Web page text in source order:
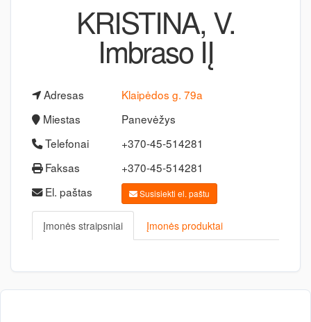
KRISTINA, V.
Imbraso IĮ
Adresas
Klaipėdos g. 79a
Miestas
Panevėžys
Telefonai
+370-45-514281
Faksas
+370-45-514281
El. paštas
Susisiekti el. paštu
Įmonės straipsniai Įmonės produktai